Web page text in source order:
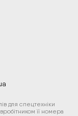
для спецтехніки
її номера